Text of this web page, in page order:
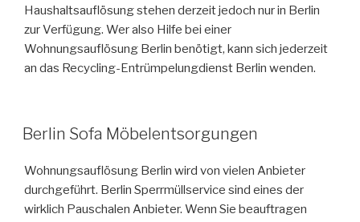
Haushaltsauflösung stehen derzeit jedoch nur in Berlin
zur Verfügung. Wer also Hilfe bei einer
Wohnungsauflösung Berlin benötigt, kann sich jederzeit
an das Recycling-Entrümpelungdienst Berlin wenden.
VERÖFFENTLICHT
AM
Berlin Sofa Möbelentsorgungen
Wohnungsauflösung Berlin wird von vielen Anbieter
durchgeführt. Berlin Sperrmüllservice sind eines der
wirklich Pauschalen Anbieter. Wenn Sie beauftragen